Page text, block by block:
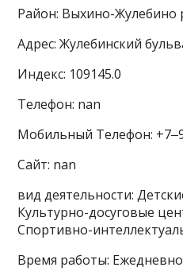
Район: Выхино-Жулебино
Адрес: Жулебинский
Индекс: 109145.0
Телефон: nan
Мобильный Телефон:
Сайт: nan
вид деятельности:
Культурно-досуговые
Спортивно-
Время работы: Ежедневно